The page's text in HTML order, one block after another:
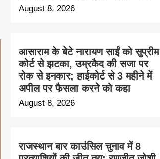
August 8, 2026
आसाराम के बेटे नारायण साईं को सुप्रीम
कोर्ट से झटका, उम्रकैद की सजा पर
रोक से इनकार; हाईकोर्ट से 3 महीने में
अपील पर फैसला करने को कहा
August 8, 2026
राजस्थान बार काउंसिल चुनाव में 8